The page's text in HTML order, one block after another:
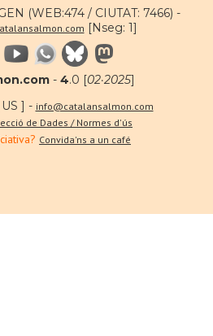
(WEB:474 / CIUTAT: 7466) -
[Nseg: 1]
- 4.0 [02·2025]
US ] - info@catalansalmon.com
de Dades / Normes d'ús
Convida'ns a un café